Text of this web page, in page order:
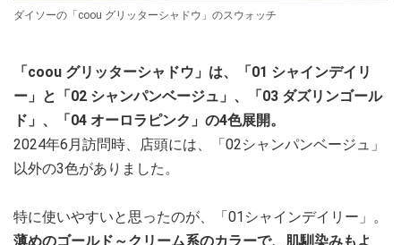
ダイソーの「coou グリッターシャドウ」のスウォッチ
「coou グリッターシャドウ」は、「01 シャインデイリ
ー」と「02 シャンパンベージュ」、「03 ダズリンゴール
ド」、「04 オーロラピンク」の4色展開。
2024年6月訪問時、店頭には、「02シャンパンベージュ」
以外の3色がありました。
特に使いやすいと思ったのが、「01シャインデイリー」。
薄めのゴールド～クリーム系のカラーで、肌馴染みもよ